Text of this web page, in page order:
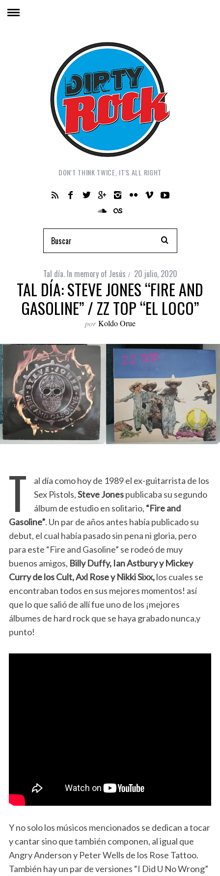
DON'T THINK TWICE, IT'S ALL RIGHT
Tal día. In memory of Jesús 20 julio, 2020
TAL DÍA: STEVE JONES “FIRE AND
GASOLINE” / ZZ TOP “EL LOCO”
por Koldo Orue
T
al día como hoy de 1989 el ex-guitarrista de los
Sex Pistols,Steve Jonespublicaba su segundo
álbum de estudio en solitario, “Fire and
Gasoline”. Un par de años antes había publicado su
debut, el cual había pasado sin pena ni gloria, pero
para este “Fire and Gasoline” se rodeó de muy
buenos amigos, Billy Duffy, Ian Astbury y Mickey
Curry de los Cult, Axl Rose y Nikki Sixx,los cuales se
encontraban todos en sus mejores momentos! así
que lo que salió de allí fue uno de los ¡mejores
álbumes de hard rock que se haya grabado nunca,y
punto!
Y no solo los músicos mencionados se dedican a tocar
y cantar sino que también componen, al igual que
Angry Anderson y Peter Wells de los Rose Tattoo.
También hay un par de versiones “I Did U No Wrong”